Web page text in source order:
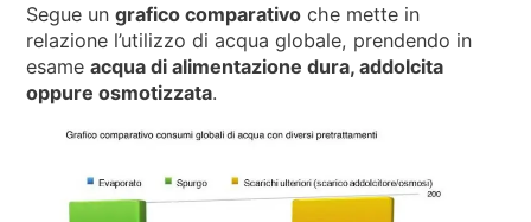
Segue ungrafico comparativo che mette in
relazione l’utilizzo di acqua globale, prendendo in
esameacqua di alimentazione dura, addolcita
oppure osmotizzata.